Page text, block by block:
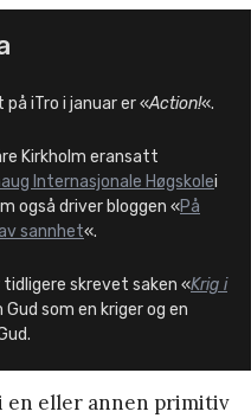
på iTro i januar er «Action!«.
Kirkholm eransatt
Internasjonale Høgskolei
også driver bloggen «På
sannhet«.
tidligere skrevet saken «Krig i
Gud som en kriger og en
en eller annen primitiv